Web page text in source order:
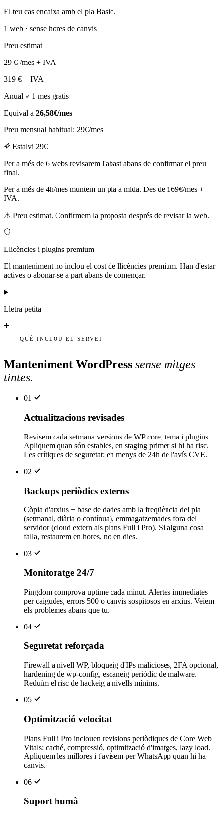
El teu cas encaixa amb el pla Basic.
1 web · sense hores de canvis
Preu estimat
29 € /mes + IVA
319 € + IVA
Anual
1 mes gratis
Equival a 26,58€/mes
Preu mensual habitual: 29€/mes
Estalvi 29€
Per a més de 6 webs revisarem l'abast abans de confirmar el preu
final.
Per a més de 4h/mes muntem un pla a mida. Des de 169€/mes +
IVA.
⚠ Preu estimat. Confirmem la proposta després de revisar la web.
Llicències i plugins premium
El manteniment no inclou el cost de llicències premium. Han d'estar
actives o abonar-se a part abans de començar.
Lletra petita
QUÈ INCLOU EL SERVEI
Manteniment WordPress sense mitges
tintes.
01
Actualitzacions revisades
Revisem cada setmana versions de WP core, tema i plugins.
Apliquem quan són estables, en staging primer si hi ha risc.
Les crítiques de seguretat: en menys de 24h de l'avís CVE.
02
Backups periòdics externs
Còpia d'arxius + base de dades amb la freqüència del pla
(setmanal, diària o contínua), emmagatzemades fora del
servidor (cloud extern als plans Full i Pro). Si alguna cosa
falla, restaurem en hores, no en dies.
03
Monitoratge 24/7
Pingdom comprova uptime cada minut. Alertes immediates
per caigudes, errors 500 o canvis sospitosos en arxius. Veiem
els problemes abans que tu.
04
Seguretat reforçada
Firewall a nivell WP, bloqueig d'IPs malicioses, 2FA opcional,
hardening de wp-config, escaneig periòdic de malware.
Reduïm el risc de hackeig a nivells mínims.
05
Optimització velocitat
Plans Full i Pro inclouen revisions periòdiques de Core Web
Vitals: caché, compressió, optimització d'imatges, lazy load.
Apliquem les millores i t'avisem per WhatsApp quan hi ha
canvis.
06
Suport humà